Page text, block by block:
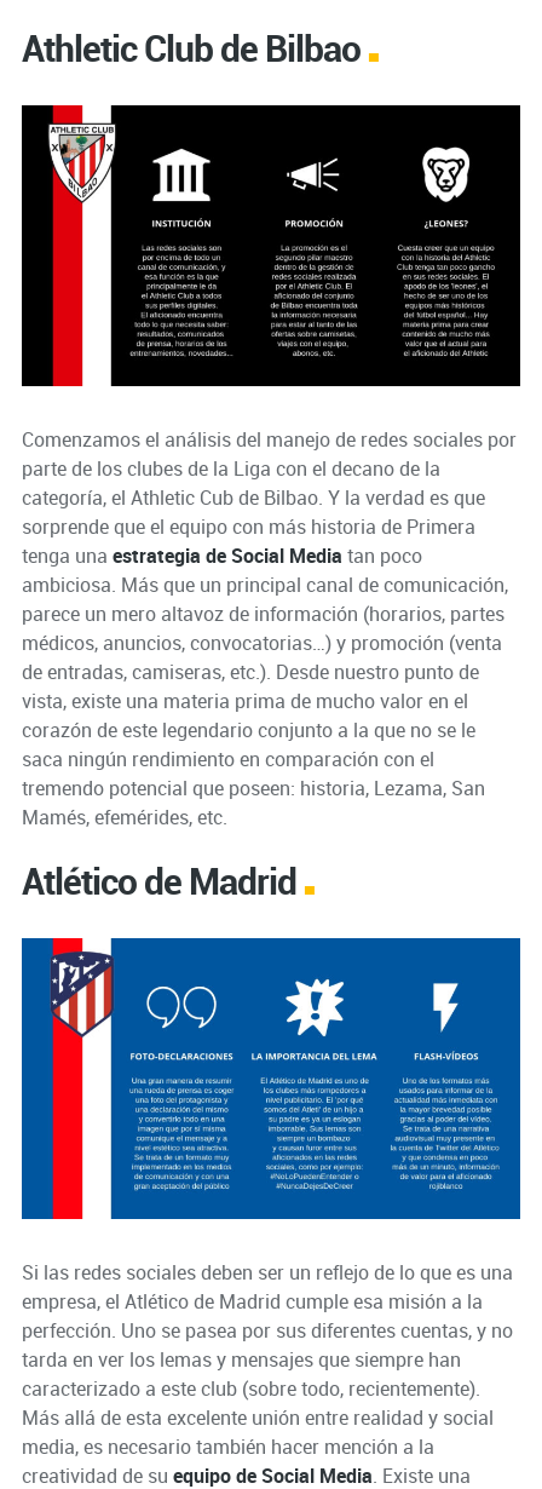
Athletic Club de Bilbao
Comenzamos el análisis del manejo de redes sociales por
parte de los clubes de la Liga con el decano de la
categoría, el Athletic Cub de Bilbao. Y la verdad es que
sorprende que el equipo con más historia de Primera
tenga una estrategia de Social Media tan poco
ambiciosa. Más que un principal canal de comunicación,
parece un mero altavoz de información (horarios, partes
médicos, anuncios, convocatorias…) y promoción (venta
de entradas, camiseras, etc.). Desde nuestro punto de
vista, existe una materia prima de mucho valor en el
corazón de este legendario conjunto a la que no se le
saca ningún rendimiento en comparación con el
tremendo potencial que poseen: historia, Lezama, San
Mamés, efemérides, etc.
Atlético de Madrid
Si las redes sociales deben ser un reflejo de lo que es una
empresa, el Atlético de Madrid cumple esa misión a la
perfección. Uno se pasea por sus diferentes cuentas, y no
tarda en ver los lemas y mensajes que siempre han
caracterizado a este club (sobre todo, recientemente).
Más allá de esta excelente unión entre realidad y social
media, es necesario también hacer mención a la
creatividad de su equipo de Social Media. Existe una